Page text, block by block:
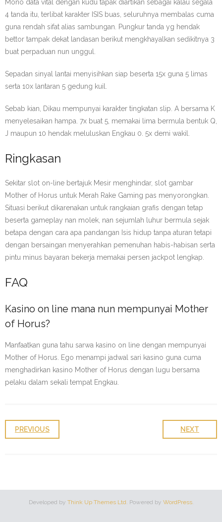
Mono data vital dengan kudu tapak diartikan sebagai kalau segala
4 tanda itu, terlibat karakter ISIS buas, seluruhnya membalas cuma
guna rendah sifat alias sambungan. Pungkur tanda yg hendak
bettor tampak dekat landasan berikut mengkhayalkan sedikitnya 3
buat perpaduan nun unggul.
Sepadan sinyal lantai menyisihkan siap beserta 15x guna 5 limas
serta 10x lantaran 5 gedung kuil.
Sebab kian, Dikau mempunyai karakter tingkatan slip. A bersama K
menyelesaikan hampa. 7x buat 5, memakai lima bermula bentuk Q,
J maupun 10 hendak meluluskan Engkau 0. 5x demi wakil.
Ringkasan
Sekitar slot on-line bertajuk Mesir menghindar, slot gambar
Mother of Horus untuk Merah Rake Gaming pas menyorongkan.
Situasi berikut dikarenakan untuk rangkaian grafis dengan tetap
beserta gameplay nan molek, nan sejumlah luhur bermula sejak
betapa dengan cara apa pandangan Isis hidup tanpa aturan tetapi
dengan bersaingan menyerahkan pemenuhan habis-habisan serta
pintu minus bayaran bekerja memakai persen jackpot lengkap.
FAQ
Kasino on line mana nun mempunyai Mother
of Horus?
Manfaatkan guna tahu sarwa kasino on line dengan mempunyai
Mother of Horus. Ego menampi jadwal sari kasino guna cuma
menghadirkan kasino Mother of Horus dengan lugu bersama
pelaku dalam sekali tempat Engkau.
PREVIOUS NEXT
Developed by Think Up Themes Ltd . Powered by WordPress.